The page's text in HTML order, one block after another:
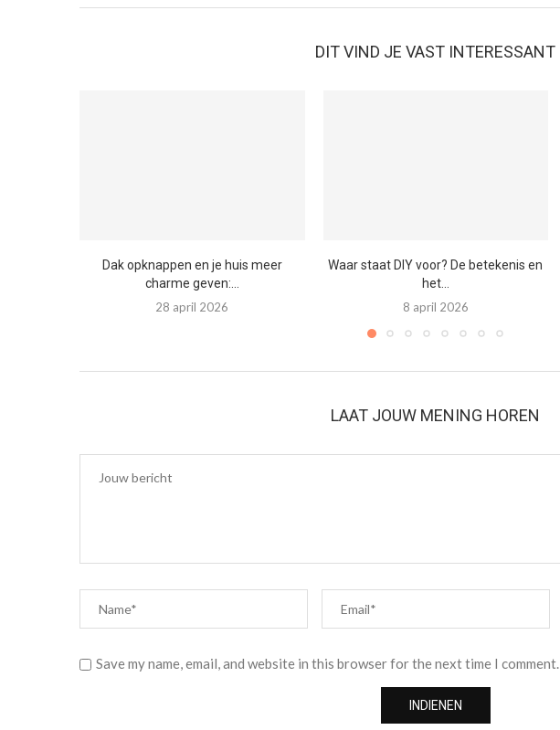
DIT VIND JE VAST INTERESSANT
Dak opknappen en je huis meer
charme geven:...
28 april 2026
Waar staat DIY voor? De betekenis en
het...
8 april 2026
LAAT JOUW MENING HOREN
Save my name, email, and website in this browser for the next time I comment.